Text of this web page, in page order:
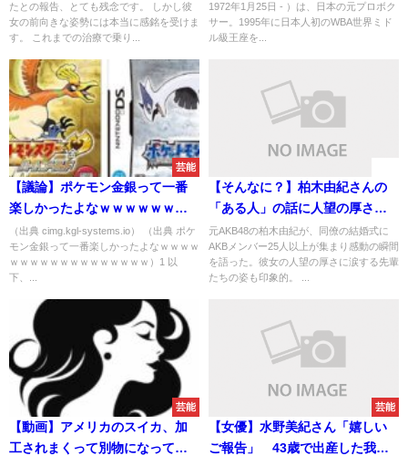
たとの報告、とても残念です。 しかし彼
女の前向きな姿勢には本当に感銘を受けま
す。 これまでの治療で乗り...
1972年1月25日 - ）は、日本の元プロボク
サー。1995年に日本人初のWBA世界ミド
ル級王座を...
芸能
【議論】ポケモン金銀って一番
楽しかったよなｗｗｗｗｗｗｗ
ｗｗｗｗｗｗｗｗｗｗｗ
（出典 cimg.kgl-systems.io） （出典 ポケ
モン金銀って一番楽しかったよなｗｗｗｗ
ｗｗｗｗｗｗｗｗｗｗｗｗｗｗ）1 以
下、...
【そんなに？】柏木由紀さんの
「ある人」の話に人望の厚さを
実感することに
元AKB48の柏木由紀が、同僚の結婚式に
AKBメンバー25人以上が集まり感動の瞬間
を語った。彼女の人望の厚さに涙する先輩
たちの姿も印象的。 ...
芸能
【動画】アメリカのスイカ、加
工されまくって別物になってし
芸能
【女優】水野美紀さん「嬉しい
ご報告」 43歳で出産した我が